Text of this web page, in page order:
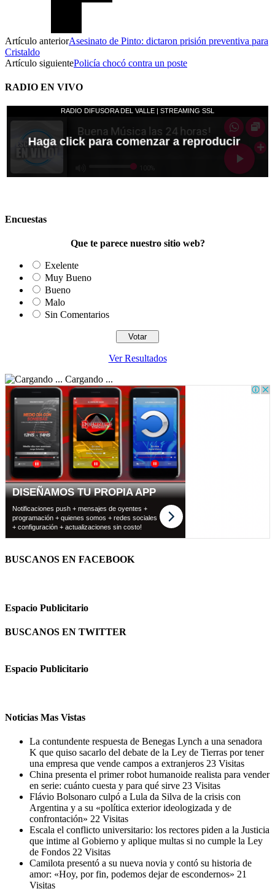
Artículo anteriorAsesinato de Pinto: dictaron prisión preventiva para
Cristaldo
Artículo siguientePolicía chocó contra un poste
RADIO EN VIVO
Encuestas
Que te parece nuestro sitio web?
Exelente
Muy Bueno
Bueno
Malo
Sin Comentarios
Ver Resultados
Cargando ...
BUSCANOS EN FACEBOOK
Espacio Publicitario
BUSCANOS EN TWITTER
Espacio Publicitario
Noticias Mas Vistas
La contundente respuesta de Benegas Lynch a una senadora
K que quiso sacarlo del debate de la Ley de Tierras por tener
una empresa que vende campos a extranjeros 23 Visitas
China presenta el primer robot humanoide realista para vender
en serie: cuánto cuesta y para qué sirve 23 Visitas
Flávio Bolsonaro culpó a Lula da Silva de la crisis con
Argentina y a su «política exterior ideologizada y de
confrontación» 22 Visitas
Escala el conflicto universitario: los rectores piden a la Justicia
que intime al Gobierno y aplique multas si no cumple la Ley
de Fondos 22 Visitas
Camilota presentó a su nueva novia y contó su historia de
amor: «Hoy, por fin, podemos dejar de escondernos» 21
Visitas